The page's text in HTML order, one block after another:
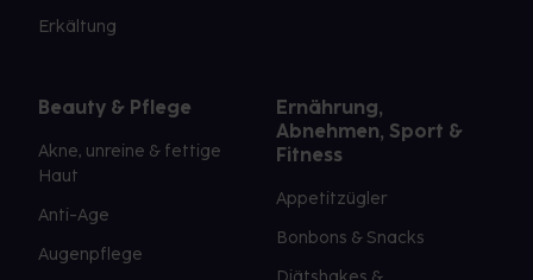
Erkältung
Beauty & Pflege
Akne, unreine & fettige
Haut
Anti-Age
Augenpflege
Ernährung,
Abnehmen, Sport &
Fitness
Appetitzügler
Bonbons & Snacks